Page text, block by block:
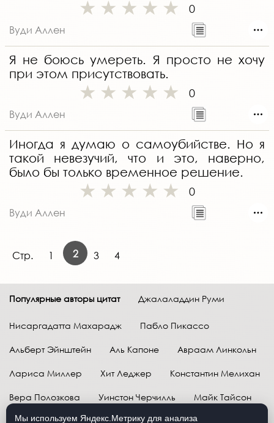
0
Вуди Аллен
Я не боюсь умереть. Я просто не хочу
при этом присутствовать.
0
Вуди Аллен
Иногда я думаю о самоубийстве. Но я
такой невезучий, что и это, наверно,
было бы только временное решение.
0
Вуди Аллен
Стр. 1 2 3 4
Популярные авторы цитат Джалаладдин Руми
Нисаргадатта Махарадж Пабло Пикассо
Альберт Эйнштейн Аль Капоне Авраам Линкольн
Лариса Миллер Хит Леджер Константин Мелихан
Вера Полозкова Уинстон Черчилль Майк Тайсон
Мы используем Яндекс.Метрику для анализа